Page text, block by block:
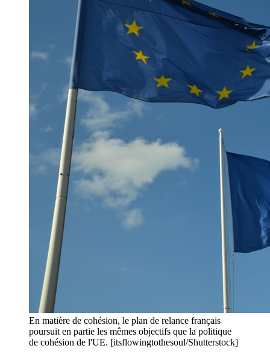
En matière de cohésion, le plan de relance français
poursuit en partie les mêmes objectifs que la politique
de cohésion de l'UE. [itsflowingtothesoul/Shutterstock]